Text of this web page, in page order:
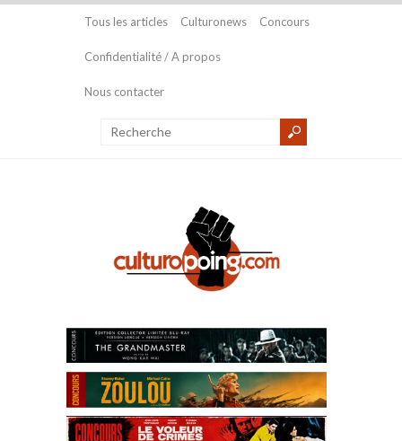
Tous les articles Culturonews Concours
Confidentialité / A propos
Nous contacter